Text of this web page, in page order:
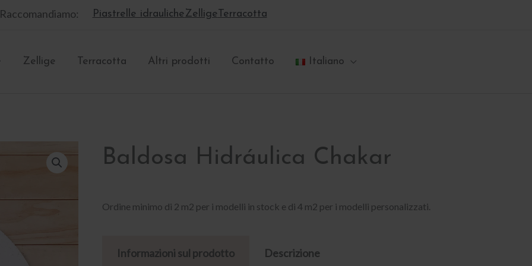
Raccomandiamo: Piastrelle idraulicheZellige Terracotta
Zellige Terracotta Altri prodotti Contatto Italiano
Baldosa Hidráulica Chakar
Ordine minimo di 2 m2 per i modelli in stock e di 4 m2 per i modelli personalizzati.
Informazioni sul prodotto Descrizione